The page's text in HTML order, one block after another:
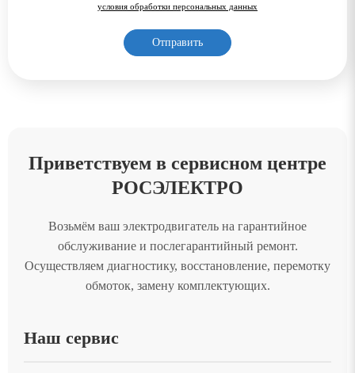
условия обработки персональных данных
Приветствуем в сервисном центре
РОСЭЛЕКТРО
Возьмём ваш электродвигатель на гарантийное
обслуживание и послегарантийный ремонт.
Осуществляем диагностику, восстановление, перемотку
обмоток, замену комплектующих.
Наш сервис